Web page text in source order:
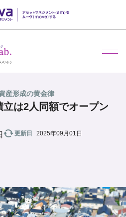
産形成の黄金律
は2人同額でオープン
更新日 2025年09月01日